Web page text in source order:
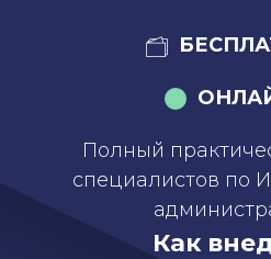
Полный
специалистов по
Как